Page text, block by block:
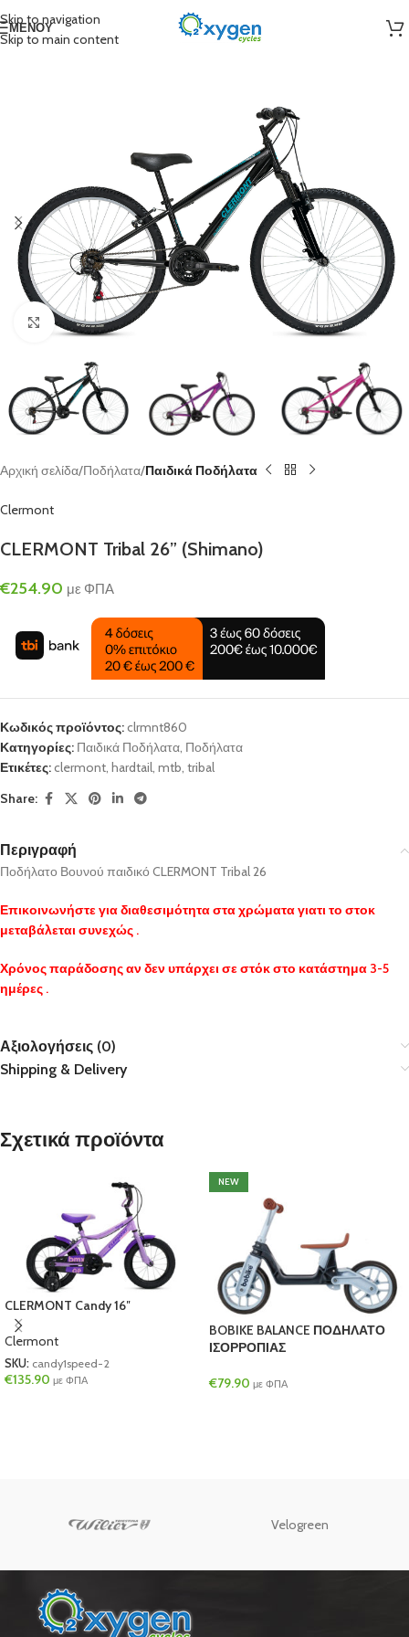
Skip to navigation
Skip to main content
ΜΕΝΟΎ
Click to enlarge
Αρχική σελίδα Ποδήλατα Παιδικά Ποδήλατα
Clermont
CLERMONT Tribal 26” (Shimano)
€254.90 με ΦΠΑ
Κωδικός προϊόντος:clrmnt860
Κατηγορίες: Παιδικά Ποδήλατα, Ποδήλατα
Ετικέτες:clermont, hardtail, mtb, tribal
Share:
Περιγραφή
Ποδήλατο Βουνού παιδικό CLERMONT Tribal 26
Επικοινωνήστε για διαθεσιμότητα στα χρώματα γιατι το στοκ
μεταβάλεται συνεχώς .
Χρόνος παράδοσης αν δεν υπάρχει σε στόκ στο κατάστημα 3-5
ημέρες .
Αξιολογήσεις (0)
Shipping & Delivery
Σχετικά προϊόντα
CLERMONT Candy 16″
Clermont
SKU: candy1speed-2
€135.90 με ΦΠΑ
NEW
BOBIKE BALANCE ΠΟΔΗΛΑΤΟ
ΙΣΟΡΡΟΠΙΑΣ
€79.90 με ΦΠΑ
Velogreen